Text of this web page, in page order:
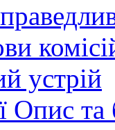
устрій
Опис та